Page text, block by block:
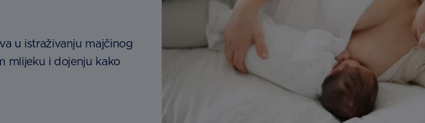
u istraživanju majčinog
mlijeku i dojenju kako